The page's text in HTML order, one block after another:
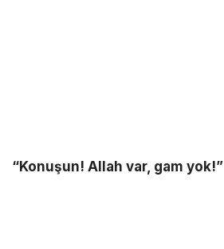
“Konuşun! Allah var, gam yok!”